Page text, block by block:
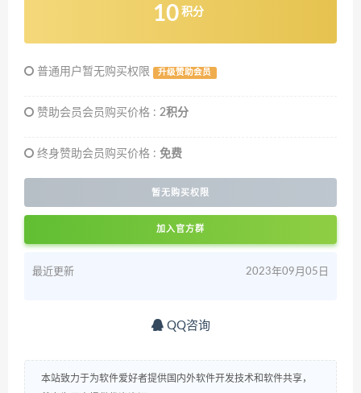
10 积分
普通用户暂无购买权限 升级赞助会员
赞助会员会员购买价格 : 2积分
终身赞助会员购买价格 : 免费
暂无购买权限
加入官方群
最近更新 2023年09月05日
QQ咨询
本站致力于为软件爱好者提供国内外软件开发技术和软件共享，